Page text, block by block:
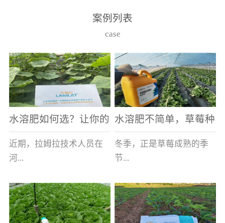
案例列表
case
水溶肥如何选？让你的
老棚土好产量高
近期，拉姆拉技术人员在
河...
南走访时，发现当地许多
蔬菜产区，老棚数量占多
水溶肥不简单，草莓种
植户指名要使用
冬季，正是草莓成熟的季
节...
，也是山东窦大哥开心的
时刻，从一大早接到收购